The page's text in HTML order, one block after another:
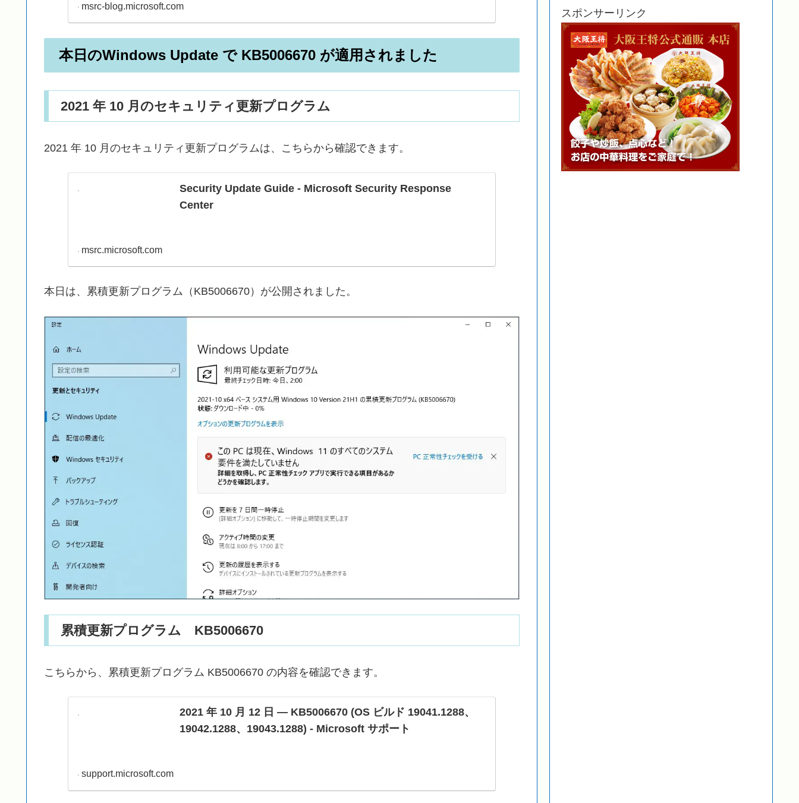
msrc-blog.microsoft.com
本日のWindows Update で KB5006670 が適用されました
2021 年 10 月のセキュリティ更新プログラム
2021 年 10 月のセキュリティ更新プログラムは、こちらから確認できます。
Security Update Guide - Microsoft Security Response
Center
msrc.microsoft.com
本日は、累積更新プログラム（KB5006670）が公開されました。
累積更新プログラム KB5006670
こちらから、累積更新プログラム KB5006670 の内容を確認できます。
2021 年 10 月 12 日 — KB5006670 (OS ビルド 19041.1288、
19042.1288、19043.1288) - Microsoft サポート
support.microsoft.com
スポンサーリンク